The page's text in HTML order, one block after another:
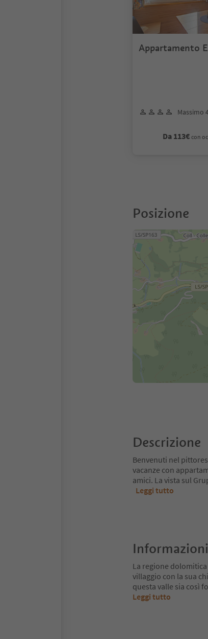
Appartamento
Massimo
Da 113€ con
Posizione
Descrizione
Benvenuti nel
vacanze con
amici. La vista sul
Leggi tutto
La regione
villaggio con la sua
questa valle sia così
Leggi tutto